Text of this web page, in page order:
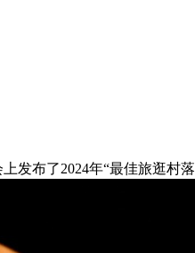
布了2024年“最佳旅逛村落